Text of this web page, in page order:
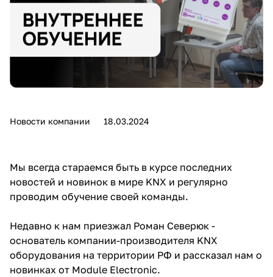
Новости компании 18.03.2024
Мы всегда стараемся быть в курсе последних
новостей и новинок в мире KNX и регулярно
проводим обучение своей команды.
Недавно к нам приезжал Роман Северюк -
основатель компании-производителя KNX
оборудования на территории РФ и рассказал нам о
новинках от Module Electronic.